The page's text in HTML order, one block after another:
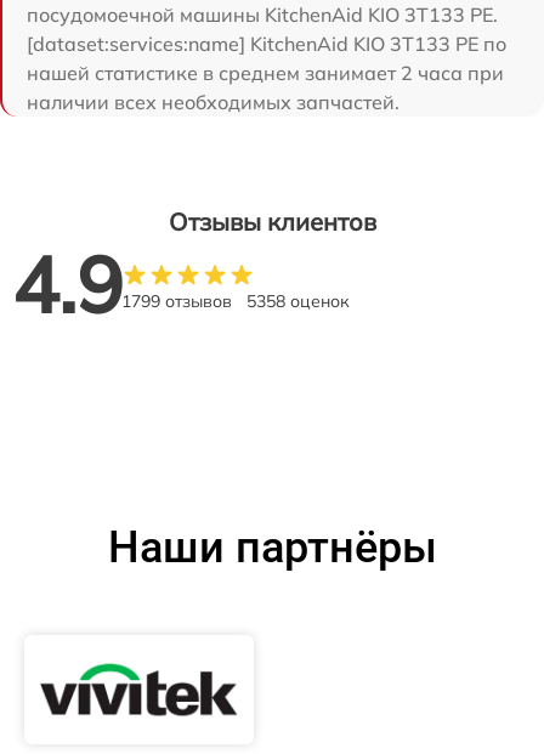
посудомоечной машины KitchenAid KIO 3T133 PE.
[dataset:services:name] KitchenAid KIO 3T133 PE по
нашей статистике в среднем занимает 2 часа при
наличии всех необходимых запчастей.
Отзывы клиентов
4.91799 отзывов 5358 оценок
Наши партнёры